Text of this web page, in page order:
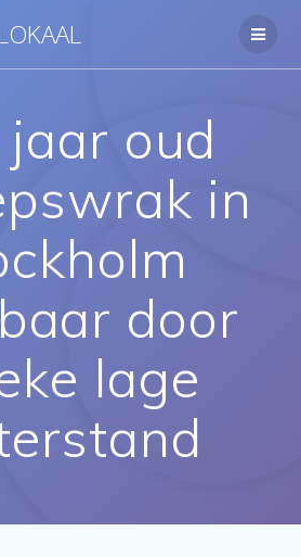
naar
oud
in
door
lage